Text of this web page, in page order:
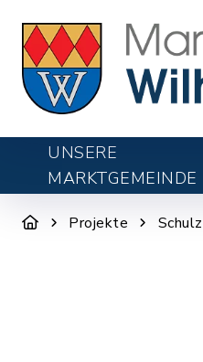
UNSERE
MARKTGEMEINDE
Projekte